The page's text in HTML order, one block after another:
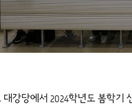
강당에서 2024학년도 봄학